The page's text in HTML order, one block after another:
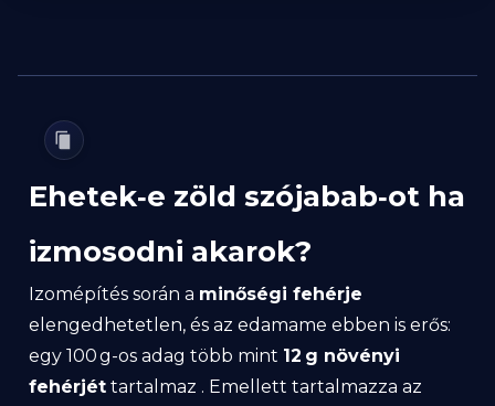
Ehetek‑e zöld szójabab‑ot ha
izmosodni akarok?
Izomépítés során a minőségi fehérje
elengedhetetlen, és az edamame ebben is erős:
egy 100 g-os adag több mint 12 g növényi
fehérjét tartalmaz . Emellett tartalmazza az